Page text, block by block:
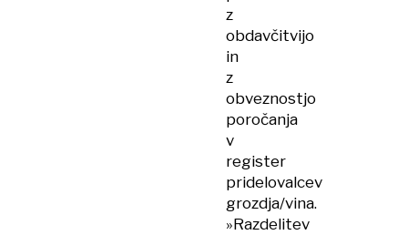
z
obdavčitvijo
in
z
obveznostjo
poročanja
v
register
pridelovalcev
grozdja/vina.
»Razdelitev